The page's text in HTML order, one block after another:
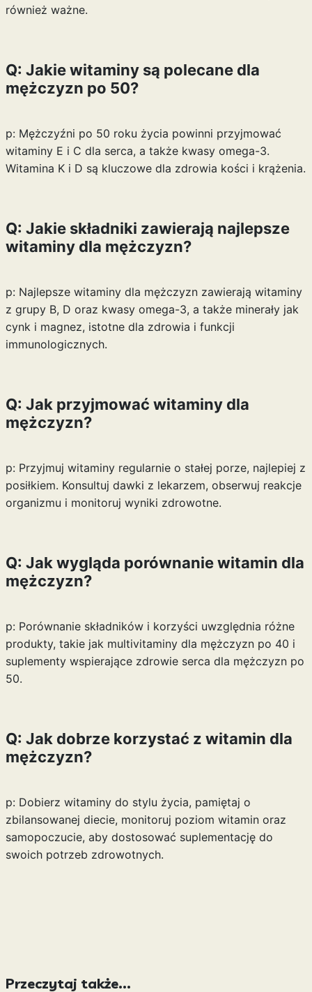
również ważne.
Q: Jakie witaminy są polecane dla
mężczyzn po 50?
p: Mężczyźni po 50 roku życia powinni przyjmować
witaminy E i C dla serca, a także kwasy omega-3.
Witamina K i D są kluczowe dla zdrowia kości i krążenia.
Q: Jakie składniki zawierają najlepsze
witaminy dla mężczyzn?
p: Najlepsze witaminy dla mężczyzn zawierają witaminy
z grupy B, D oraz kwasy omega-3, a także minerały jak
cynk i magnez, istotne dla zdrowia i funkcji
immunologicznych.
Q: Jak przyjmować witaminy dla
mężczyzn?
p: Przyjmuj witaminy regularnie o stałej porze, najlepiej z
posiłkiem. Konsultuj dawki z lekarzem, obserwuj reakcje
organizmu i monitoruj wyniki zdrowotne.
Q: Jak wygląda porównanie witamin dla
mężczyzn?
p: Porównanie składników i korzyści uwzględnia różne
produkty, takie jak multivitaminy dla mężczyzn po 40 i
suplementy wspierające zdrowie serca dla mężczyzn po
50.
Q: Jak dobrze korzystać z witamin dla
mężczyzn?
p: Dobierz witaminy do stylu życia, pamiętaj o
zbilansowanej diecie, monitoruj poziom witamin oraz
samopoczucie, aby dostosować suplementację do
swoich potrzeb zdrowotnych.
Przeczytaj także...